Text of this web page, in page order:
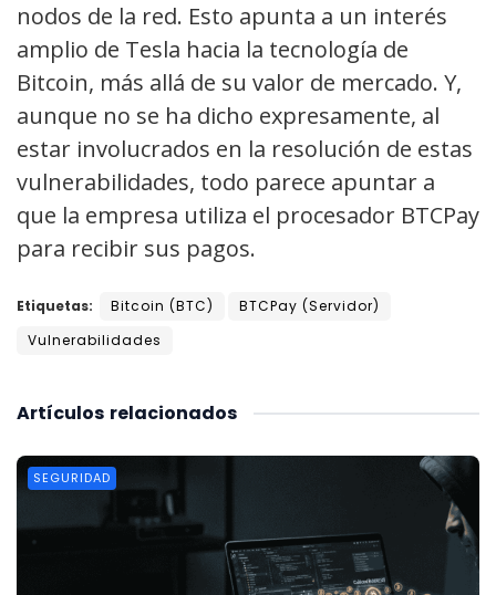
nodos de la red. Esto apunta a un interés
amplio de Tesla hacia la tecnología de
Bitcoin, más allá de su valor de mercado. Y,
aunque no se ha dicho expresamente, al
estar involucrados en la resolución de estas
vulnerabilidades, todo parece apuntar a
que la empresa utiliza el procesador BTCPay
para recibir sus pagos.
Etiquetas: Bitcoin (BTC)
BTCPay (Servidor)
Vulnerabilidades
relacionados
Artículos
SEGURIDAD